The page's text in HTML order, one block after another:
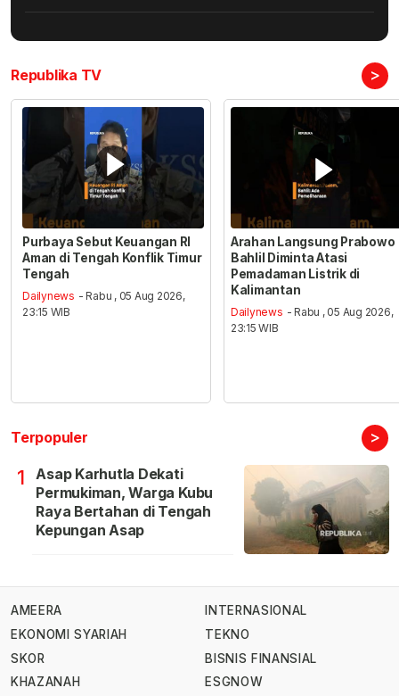
Republika TV >
Purbaya Sebut Keuangan RI
Aman di Tengah Konflik Timur
Tengah
Dailynews - Rabu , 05 Aug 2026,
23:15 WIB
Arahan Langsung Prabowo
Bahlil Diminta Atasi
Pemadaman Listrik di
Kalimantan
Dailynews - Rabu , 05 Aug 2026,
23:15 WIB
Terpopuler >
1
Asap Karhutla Dekati
Permukiman, Warga Kubu
Raya Bertahan di Tengah
Kepungan Asap
AMEERA
EKONOMI SYARIAH
SKOR
KHAZANAH
INTERNASIONAL
TEKNO
BISNIS FINANSIAL
ESGNOW